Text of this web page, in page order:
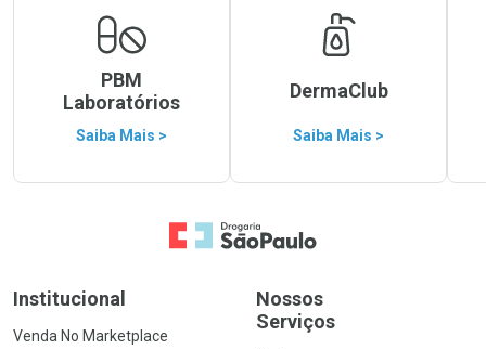
PBM
Laboratórios
Saiba Mais >
DermaClub
Saiba Mais >
Ir para a Home
Institucional
Venda No Marketplace
Nossos
Serviços